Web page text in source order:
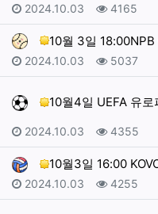
작성일
2024.10.03 조회
4165
10월 3일
작성일
2024.10.03 조회
5037
10월4일 UEFA 유로
작성일
2024.10.03 조회
4355
10월3일 16:00
작성일
2024.10.03 조회
4255